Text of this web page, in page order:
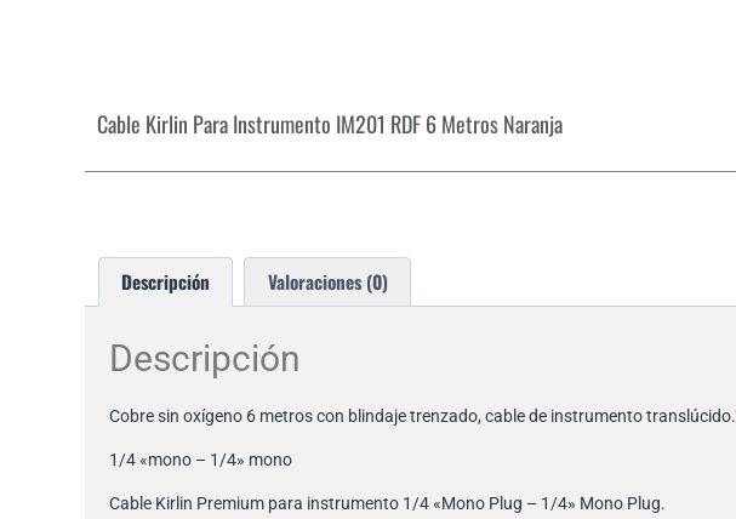
Cable Kirlin Para Instrumento IM201 RDF 6 Metros Naranja
Descripción Valoraciones (0)
Descripción
Cobre sin oxígeno 6 metros con blindaje trenzado, cable de instrumento translúcido.
1/4 «mono – 1/4» mono
Cable Kirlin Premium para instrumento 1/4 «Mono Plug – 1/4» Mono Plug.